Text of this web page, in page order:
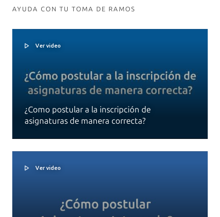
AYUDA CON TU TOMA DE RAMOS
Ver video
¿Como postular a la inscripción de
asignaturas de manera correcta?
Ver video